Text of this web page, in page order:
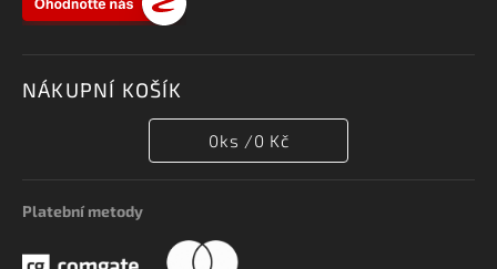
NÁKUPNÍ KOŠÍK
0ks /0 Kč
Platební metody